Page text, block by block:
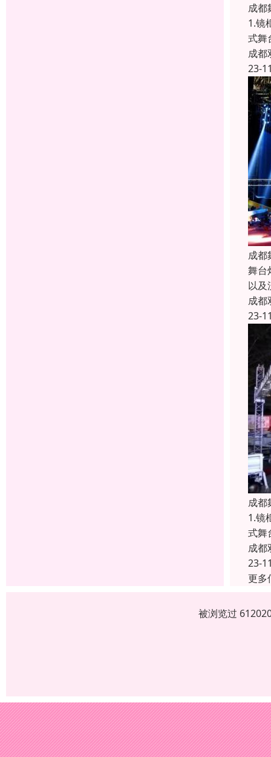
成都
1.镜
式舞
成都
23-
成都
舞台
以及
成都
23-
成都
1.镜
式舞
成都
23-
更多
被浏览过